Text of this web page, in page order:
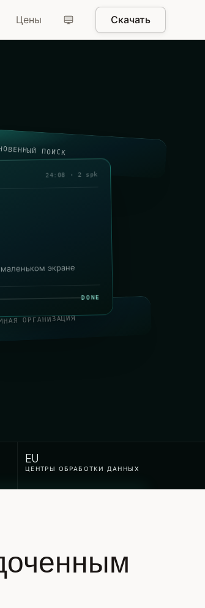
Цены Скачать
ПОИСК
ОРГАНИЗАЦИЯ
24:08 · 2 spk
экране
DONE
EU
ЦЕНТРЫ ОБРАБОТКИ ДАННЫХ